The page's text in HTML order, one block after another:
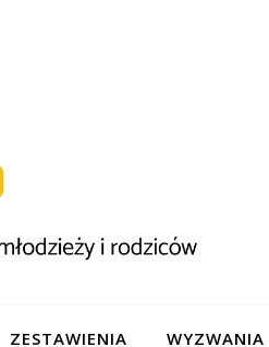
ZESTAWIENIA WYZWANIA